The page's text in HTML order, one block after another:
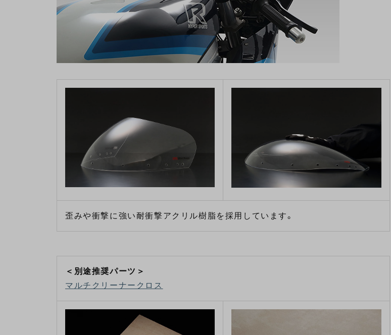
歪みや衝撃に強い耐衝撃アクリル樹脂を採用しています。
＜別途推奨パーツ＞
マルチクリーナークロス